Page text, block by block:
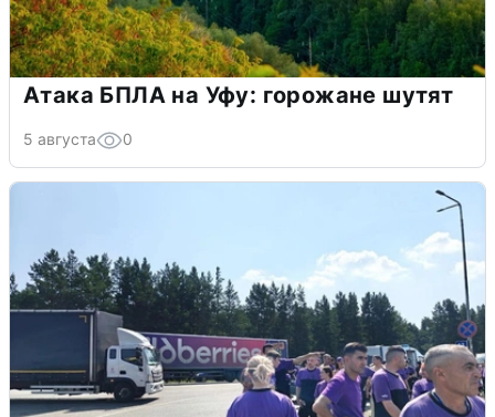
Атака БПЛА на Уфу: горожане шутят
5 августа 0